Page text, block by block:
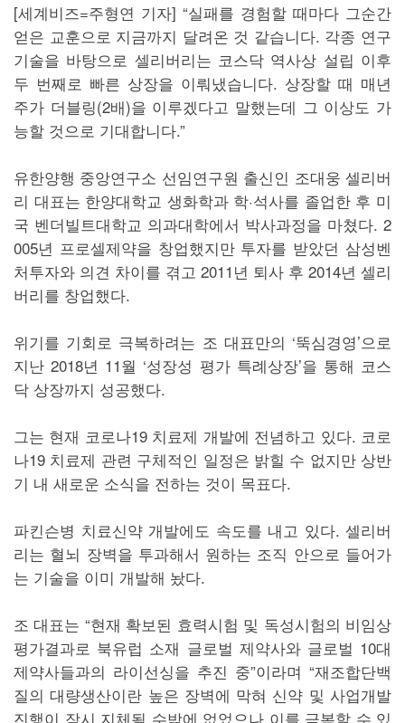
[세계비즈=주형연 기자] “실패를 경험할 때마다 그순간
얻은 교훈으로 지금까지 달려온 것 같습니다. 각종 연구
기술을 바탕으로 셀리버리는 코스닥 역사상 설립 이후
두 번째로 빠른 상장을 이뤄냈습니다. 상장할 때 매년
주가 더블링(2배)을 이루겠다고 말했는데 그 이상도 가
능할 것으로 기대합니다.”
유한양행 중앙연구소 선임연구원 출신인 조대웅 셀리버
리 대표는 한양대학교 생화학과 학·석사를 졸업한 후 미
국 벤더빌트대학교 의과대학에서 박사과정을 마쳤다. 2
005년 프로셀제약을 창업했지만 투자를 받았던 삼성벤
처투자와 의견 차이를 겪고 2011년 퇴사 후 2014년 셀리
버리를 창업했다.
위기를 기회로 극복하려는 조 대표만의 ‘뚝심경영’으로
지난 2018년 11월 ‘성장성 평가 특례상장’을 통해 코스
닥 상장까지 성공했다.
그는 현재 코로나19 치료제 개발에 전념하고 있다. 코로
나19 치료제 관련 구체적인 일정은 밝힐 수 없지만 상반
기 내 새로운 소식을 전하는 것이 목표다.
파킨슨병 치료신약 개발에도 속도를 내고 있다. 셀리버
리는 혈뇌 장벽을 투과해서 원하는 조직 안으로 들어가
는 기술을 이미 개발해 놨다.
조 대표는 “현재 확보된 효력시험 및 독성시험의 비임상
평가결과로 북유럽 소재 글로벌 제약사와 글로벌 10대
제약사들과의 라이선싱을 추진 중”이라며 “재조합단백
질의 대량생산이란 높은 장벽에 막혀 신약 및 사업개발
진행이 잠시 지체될 수밖에 없었으나 이를 극복할 수 있